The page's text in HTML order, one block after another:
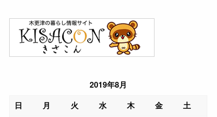
2019年8月
日
月 火 水 木 金
土